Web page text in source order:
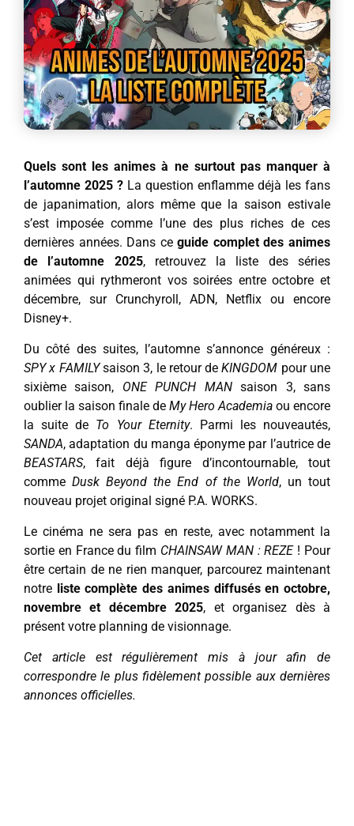
Quels sont les animes à ne surtout pas manquer à
l’automne 2025 ? La question enflamme déjà les fans
de japanimation, alors même que la saison estivale
s’est imposée comme l’une des plus riches de ces
dernières années. Dans ceguide complet des animes
de l’automne 2025, retrouvez la liste des séries
animées qui rythmeront vos soirées entre octobre et
décembre, sur Crunchyroll, ADN, Netflix ou encore
Disney+.
Du côté des suites, l’automne s’annonce généreux :
SPY x FAMILYsaison 3, le retour deKINGDOM pour une
sixième saison, ONE PUNCH MANsaison 3, sans
oublier la saison finale de My Hero Academia ou encore
la suite de To Your Eternity. Parmi les nouveautés,
SANDA, adaptation du manga éponyme par l’autrice de
BEASTARS, fait déjà figure d’incontournable, tout
commeDusk Beyond the End of the World, un tout
nouveau projet original signé P.A. WORKS.
Le cinéma ne sera pas en reste, avec notamment la
sortie en France du film CHAINSAW MAN : REZE ! Pour
être certain de ne rien manquer, parcourez maintenant
notre liste complète des animes diffusés en octobre,
novembre et décembre 2025, et organisez dès à
présent votre planning de visionnage.
Cet article est régulièrement mis à jour afin de
correspondre le plus fidèlement possible aux dernières
annonces officielles.